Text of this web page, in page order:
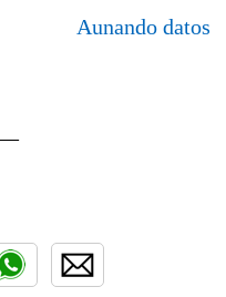
Aunando datos